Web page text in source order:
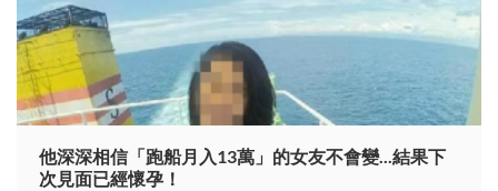
他深深相信「跑船月入13萬」的女友不會變...結果下
次見面已經懷孕！